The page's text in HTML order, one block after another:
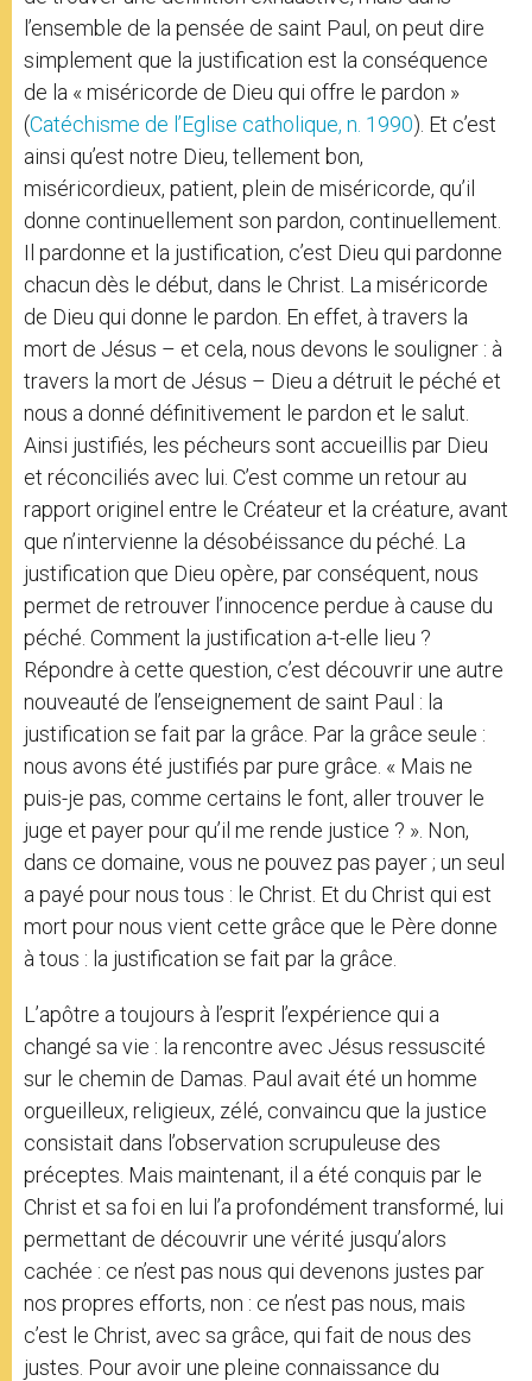
l’ensemble de la pensée de saint Paul, on peut dire
simplement que la justification est la conséquence
de la « miséricorde de Dieu qui offre le pardon »
(Catéchisme de l’Eglise catholique, n. 1990). Et c’est
ainsi qu’est notre Dieu, tellement bon,
miséricordieux, patient, plein de miséricorde, qu’il
donne continuellement son pardon, continuellement.
Il pardonne et la justification, c’est Dieu qui pardonne
chacun dès le début, dans le Christ. La miséricorde
de Dieu qui donne le pardon. En effet, à travers la
mort de Jésus – et cela, nous devons le souligner : à
travers la mort de Jésus – Dieu a détruit le péché et
nous a donné définitivement le pardon et le salut.
Ainsi justifiés, les pécheurs sont accueillis par Dieu
et réconciliés avec lui. C’est comme un retour au
rapport originel entre le Créateur et la créature, avant
que n’intervienne la désobéissance du péché. La
justification que Dieu opère, par conséquent, nous
permet de retrouver l’innocence perdue à cause du
péché. Comment la justification a-t-elle lieu ?
Répondre à cette question, c’est découvrir une autre
nouveauté de l’enseignement de saint Paul : la
justification se fait par la grâce. Par la grâce seule :
nous avons été justifiés par pure grâce. « Mais ne
puis-je pas, comme certains le font, aller trouver le
juge et payer pour qu’il me rende justice ? ». Non,
dans ce domaine, vous ne pouvez pas payer ; un seul
a payé pour nous tous : le Christ. Et du Christ qui est
mort pour nous vient cette grâce que le Père donne
à tous : la justification se fait par la grâce.
L’apôtre a toujours à l’esprit l’expérience qui a
changé sa vie : la rencontre avec Jésus ressuscité
sur le chemin de Damas. Paul avait été un homme
orgueilleux, religieux, zélé, convaincu que la justice
consistait dans l’observation scrupuleuse des
préceptes. Mais maintenant, il a été conquis par le
Christ et sa foi en lui l’a profondément transformé, lui
permettant de découvrir une vérité jusqu’alors
cachée : ce n’est pas nous qui devenons justes par
nos propres efforts, non : ce n’est pas nous, mais
c’est le Christ, avec sa grâce, qui fait de nous des
justes. Pour avoir une pleine connaissance du